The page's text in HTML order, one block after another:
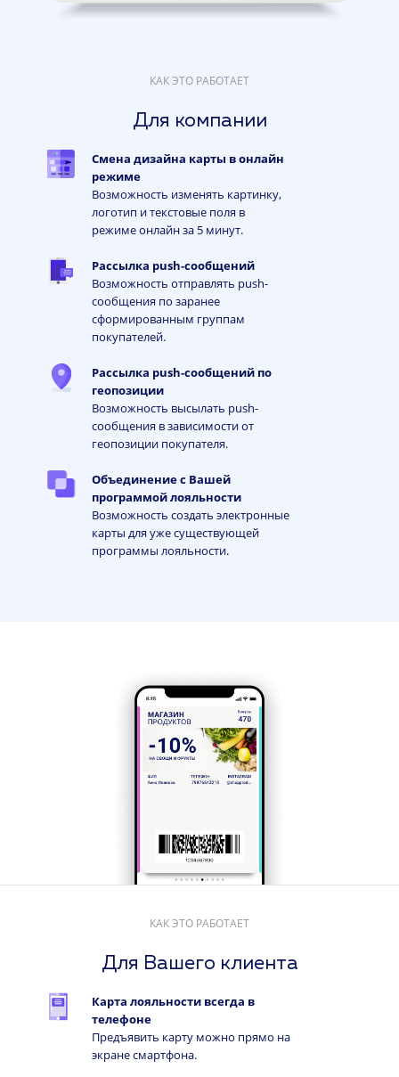
КАК ЭТО РАБОТАЕТ
Для компании
Смена дизайна карты в онлайн
режиме
Возможность изменять картинку,
логотип и текстовые поля в
режиме онлайн за 5 минут.
Рассылка push-сообщений
Возможность отправлять push-
сообщения по заранее
сформированным группам
покупателей.
Рассылка push-сообщений по
геопозиции
Возможность высылать push-
сообщения в зависимости от
геопозиции покупателя.
Объединение с Вашей
программой лояльности
Возможность создать электронные
карты для уже существующей
программы лояльности.
КАК ЭТО РАБОТАЕТ
Для Вашего клиента
Карта лояльности всегда в
телефоне
Предъявить карту можно прямо на
экране смартфона.